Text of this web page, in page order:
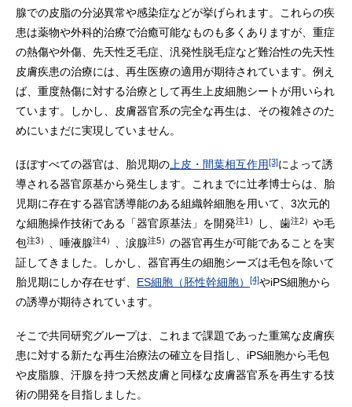
腺での皮脂の分泌異常や感染症などが挙げられます。これらの疾
患は薬物や外科的治療で治癒可能なものも多くありますが、重症
の熱傷や外傷、先天性乏毛症、汎発性脱毛症など難治性の先天性
皮膚疾患の治療には、再生医療の適用が期待されています。例え
ば、重度熱傷に対する治療として再生上皮細胞シートが用いられ
ています。しかし、皮膚器官系の完全な再生は、その複雑さのた
めにいまだに実現していません。
ほぼすべての器官は、胎児期の 上皮・間葉相互作用[3]によって誘
導される器官原基から発生します。これまでに辻孝博士らは、胎
児期に存在する器官誘導能のある組織幹細胞を用いて、3次元的
な細胞操作技術である「器官原基法」を開発注1） し、歯注2） や毛
包注3） 、唾液腺注4） 、涙腺注5） の器官再生が可能であることを実
証してきました。しかし、器官再生の細胞シーズは毛包を除いて
胎児期にしか存在せず、 ES細胞（胚性幹細胞） [4]やiPS細胞から
の誘導が期待されています。
そこで共同研究グループは、これまで課題であった重篤な皮膚疾
患に対する新たな再生治療法の確立を目指し、iPS細胞から毛包
や皮脂腺、汗腺を持つ天然皮膚と同様な皮膚器官系を再生する技
術の開発を目指しました。